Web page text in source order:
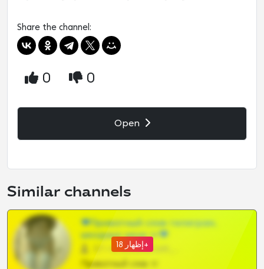
Share the channel:
0 0
Open
Similar channels
إظهار 18+
❤Приватный слив телеграм,
шкодных шкур тг❤
Приватный слив тг